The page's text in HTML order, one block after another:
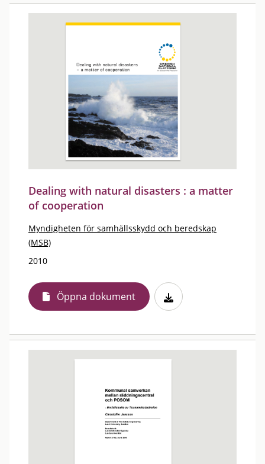
Dealing with natural disasters : a matter
of cooperation
Myndigheten för samhällsskydd och beredskap
(MSB)
2010
Öppna dokument